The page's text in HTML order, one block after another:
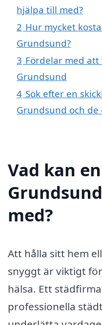
hjälpa till med?
2 Hur mycket
Grundsund?
3 Fördelar med
Grundsund
4 Sök efter en
Grundsund och
Vad kan
med?
Att hålla sitt hem
snyggt är viktigt
hälsa. Ett
professionella